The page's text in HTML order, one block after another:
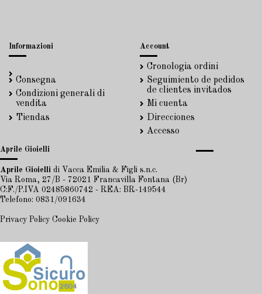
Informazioni
Consegna
Condizioni generali di
vendita
Tiendas
Account
Cronologia ordini
Seguimiento de pedidos
de clientes invitados
Mi cuenta
Direcciones
Accesso
Aprile Gioielli
Aprile Gioielli di Vacca Emilia & Figli s.n.c.
Via Roma, 27/B - 72021 Francavilla Fontana (Br)
C:F./P.IVA 02485860742 - REA: BR-149544
Telefono: 0831/091634
Privacy Policy Cookie Policy